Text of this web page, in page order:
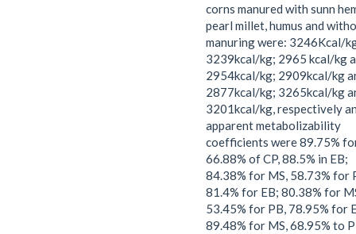
corns manured with sunn
pearl millet, humus and
manuring were: 3246Kcal/
3239kcal/kg; 2965 kcal/kg
2954kcal/kg; 2909kcal/kg
2877kcal/kg; 3265kcal/kg
3201kcal/kg, respectively
apparent metabolizability
coefficients were 89.75%
66.88% of CP, 88.5% in EB;
84.38% for MS, 58.73% for
81.4% for EB; 80.38% for
53.45% for PB, 78.95% for
89.48% for MS, 68.95% to